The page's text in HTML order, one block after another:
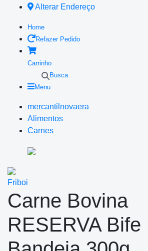
Alterar Endereço
Home
Refazer Pedido
Carrinho
Busca
Menu
mercantilnovaera
Alimentos
Carnes
Friboi
Carne Bovina
RESERVA Bife